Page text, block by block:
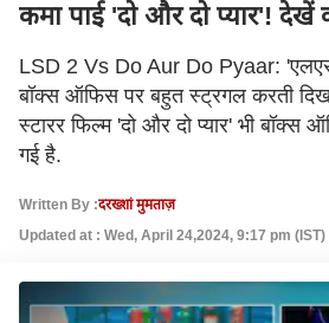
कमा पाई 'दो और दो प्यार'!
LSD 2 Vs Do Aur Do Pyaar:
बॉक्स ऑफिस पर बहुत स्ट्रगल करती
स्टारर फिल्म 'दो और दो प्यार' भी बॉक्स
गई है.
Written By :दरख्शां मुमताज़
Updated at : Wed, April 24,2024, 9:17 pm (IST)